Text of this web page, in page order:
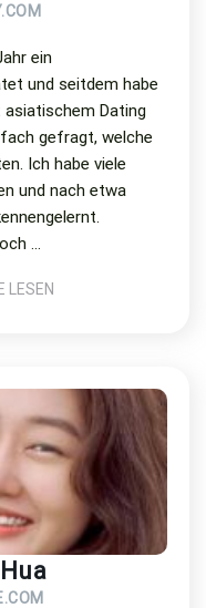
ein
und seitdem habe
Dating
gefragt, welche
Ich habe viele
und nach etwa
...
LESEN